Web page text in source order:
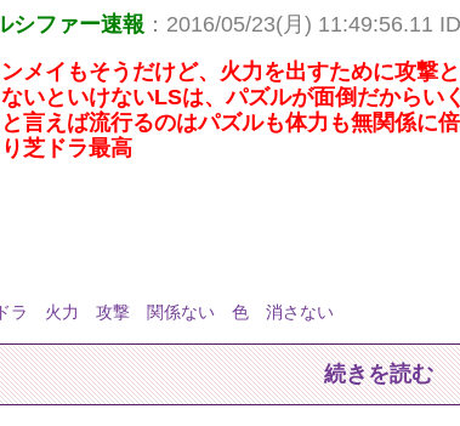
シファー速報 ：2016/05/23(月) 11:49:56.11
メイもそうだけど、火力を出すために攻撃
いといけないLSは、パズルが面倒だからい
言えば流行るのはパズルも体力も無関係に
芝ドラ最高
ラ 火力 攻撃 関係ない 色 消さない
続きを読む